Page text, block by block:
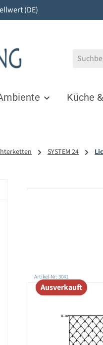
(DE)
Küche
SYSTEM 24
Artikel-Nr: 3041
Ausverkauft